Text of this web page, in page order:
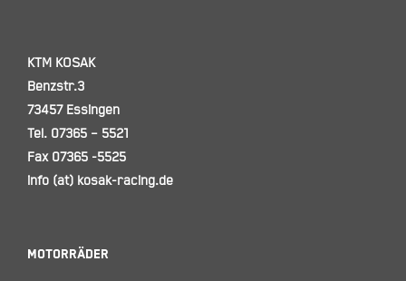
KTM KOSAK
Benzstr.3
73457 Essingen
Tel. 07365 – 5521
Fax 07365 -5525
info (at) kosak-racing.de
Motorräder